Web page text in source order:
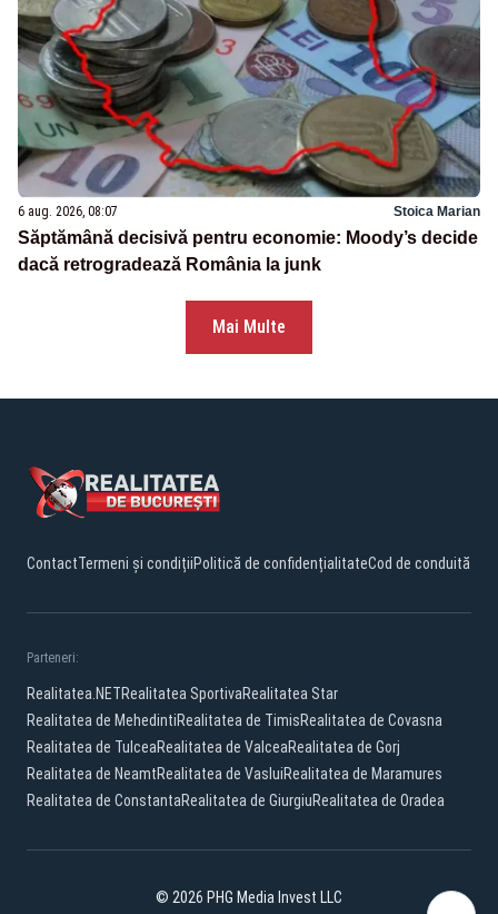
6 aug. 2026, 08:07 Stoica Marian
Săptămână decisivă pentru economie: Moody’s decide
dacă retrogradează România la junk
Mai Multe
ContactTermeni și condițiiPolitică de confidențialitateCod de conduită
Parteneri:
Realitatea.NETRealitatea SportivaRealitatea Star
Realitatea de MehedintiRealitatea de TimisRealitatea de Covasna
Realitatea de TulceaRealitatea de ValceaRealitatea de Gorj
Realitatea de NeamtRealitatea de VasluiRealitatea de Maramures
Realitatea de ConstantaRealitatea de GiurgiuRealitatea de Oradea
© 2026 PHG Media Invest LLC